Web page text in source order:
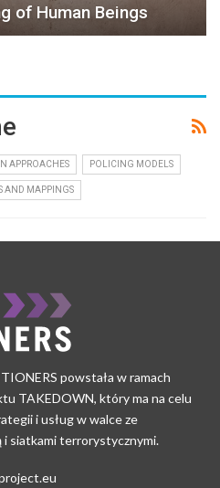
of Human Beings
APPROACHES POLICING MODELS
AND MAPPINGS
powstała w ramach
TAKEDOWN, który ma na celu
i usług w walce ze
i siatkami terrorystycznymi.